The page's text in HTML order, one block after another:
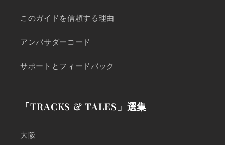
このガイドを信頼する理由
アンバサダーコード
サポートとフィードバック
「TRACKS & TALES」選集
大阪